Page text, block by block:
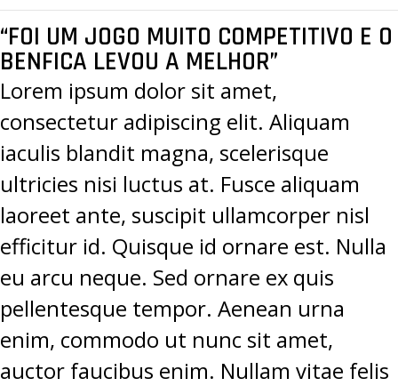
“FOI UM JOGO MUITO COMPETITIVO E O
BENFICA LEVOU A MELHOR”
Lorem ipsum dolor sit amet,
consectetur adipiscing elit. Aliquam
iaculis blandit magna, scelerisque
ultricies nisi luctus at. Fusce aliquam
laoreet ante, suscipit ullamcorper nisl
efficitur id. Quisque id ornare est. Nulla
eu arcu neque. Sed ornare ex quis
pellentesque tempor. Aenean urna
enim, commodo ut nunc sit amet,
auctor faucibus enim. Nullam vitae felis